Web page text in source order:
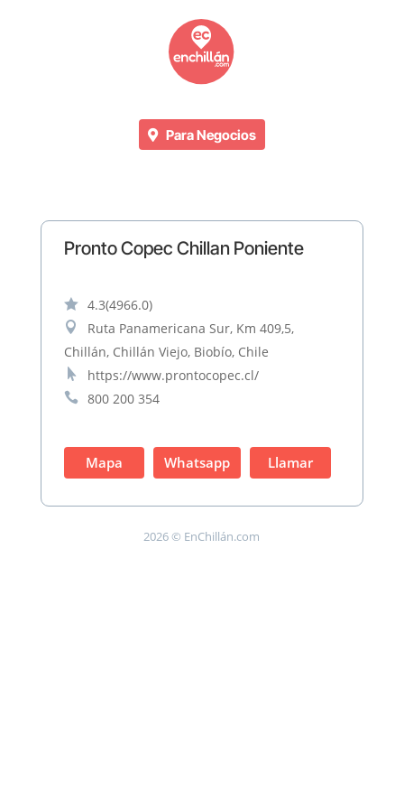
Para Negocios
Pronto Copec Chillan Poniente
 4.3(4966.0)

Ruta Panamericana Sur, Km 409,5,
Chillán, Chillán Viejo, Biobío, Chile
 https://www.prontocopec.cl/
 800 200 354
Mapa Whatsapp Llamar
2026 © EnChillán.com